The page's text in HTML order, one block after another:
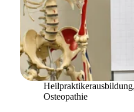
Heilpraktikerausbildung,
Osteopathie